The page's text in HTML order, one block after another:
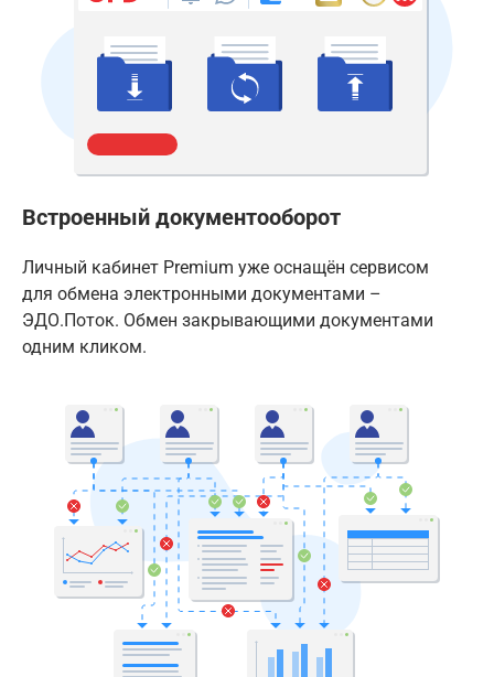
Встроенный документооборот
Личный кабинет Premium уже оснащён сервисом
для обмена электронными документами –
ЭДО.Поток. Обмен закрывающими документами
одним кликом.